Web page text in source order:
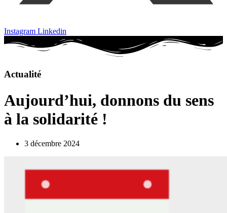
Instagram Linkedin
Actualité
Aujourd’hui, donnons du sens
à la solidarité !
3 décembre 2024